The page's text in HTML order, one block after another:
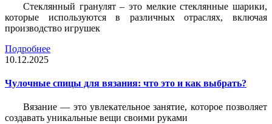
Стеклянный гранулят – это мелкие стеклянные шарики,
которые используются в различных отраслях, включая
производство игрушек
Подробнее
10.12.2025
Чулочные спицы для вязания: что это и как выбрать?
Вязание — это увлекательное занятие, которое позволяет
создавать уникальные вещи своими руками